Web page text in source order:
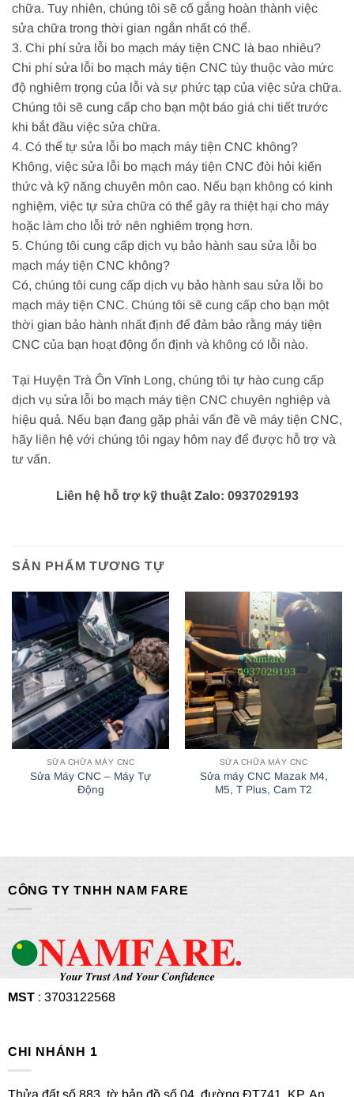
chữa. Tuy nhiên, chúng tôi sẽ cố gắng hoàn thành việc
sửa chữa trong thời gian ngắn nhất có thể.
3. Chi phí sửa lỗi bo mạch máy tiện CNC là bao nhiêu?
Chi phí sửa lỗi bo mạch máy tiện CNC tùy thuộc vào mức
độ nghiêm trọng của lỗi và sự phức tạp của việc sửa chữa.
Chúng tôi sẽ cung cấp cho bạn một báo giá chi tiết trước
khi bắt đầu việc sửa chữa.
4. Có thể tự sửa lỗi bo mạch máy tiện CNC không?
Không, việc sửa lỗi bo mạch máy tiện CNC đòi hỏi kiến
thức và kỹ năng chuyên môn cao. Nếu bạn không có kinh
nghiệm, việc tự sửa chữa có thể gây ra thiệt hại cho máy
hoặc làm cho lỗi trở nên nghiêm trọng hơn.
5. Chúng tôi cung cấp dịch vụ bảo hành sau sửa lỗi bo
mạch máy tiện CNC không?
Có, chúng tôi cung cấp dịch vụ bảo hành sau sửa lỗi bo
mạch máy tiện CNC. Chúng tôi sẽ cung cấp cho bạn một
thời gian bảo hành nhất định để đảm bảo rằng máy tiện
CNC của bạn hoạt động ổn định và không có lỗi nào.
Tại Huyện Trà Ôn Vĩnh Long, chúng tôi tự hào cung cấp
dịch vụ sửa lỗi bo mạch máy tiện CNC chuyên nghiệp và
hiệu quả. Nếu bạn đang gặp phải vấn đề về máy tiện CNC,
hãy liên hệ với chúng tôi ngay hôm nay để được hỗ trợ và
tư vấn.
Liên hệ hỗ trợ kỹ thuật Zalo: 0937029193
SẢN PHẨM TƯƠNG TỰ
SỬA CHỮA MÁY CNC
Sửa Máy CNC – Máy Tự
Động
SỬA CHỮA MÁY CNC
Sửa máy CNC Mazak M4,
M5, T Plus, Cam T2
CÔNG TY TNHH NAM FARE
MST: 3703122568
CHI NHÁNH 1